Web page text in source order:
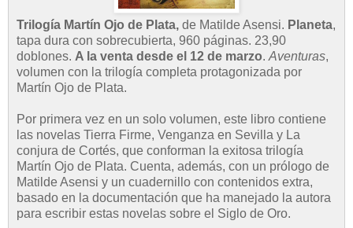
Trilogía Martín Ojo de Plata, de Matilde Asensi. Planeta,
tapa dura con sobrecubierta, 960 páginas. 23,90
doblones. A la venta desde el 12 de marzo.Aventuras,
volumen con la trilogía completa protagonizada por
Martín Ojo de Plata.
Por primera vez en un solo volumen, este libro contiene
las novelas Tierra Firme, Venganza en Sevilla y La
conjura de Cortés, que conforman la exitosa trilogía
Martín Ojo de Plata. Cuenta, además, con un prólogo de
Matilde Asensi y un cuadernillo con contenidos extra,
basado en la documentación que ha manejado la autora
para escribir estas novelas sobre el Siglo de Oro.